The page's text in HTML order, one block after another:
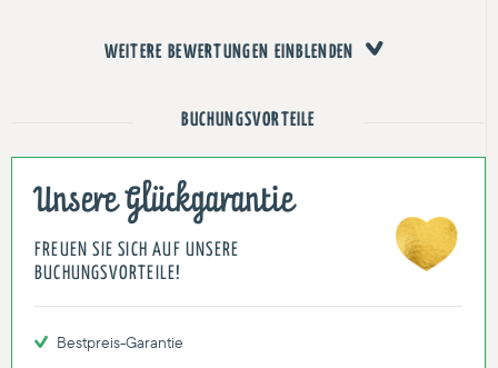
WEITERE BEWERTUNGEN EINBLENDEN
BUCHUNGSVORTEILE
Unsere Glückgarantie
FREUEN SIE SICH AUF UNSERE
BUCHUNGSVORTEILE!
Bestpreis-Garantie